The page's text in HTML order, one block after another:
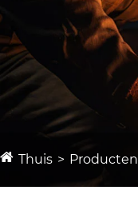
Thuis Producten